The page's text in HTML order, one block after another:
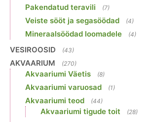
Pakendatud teravili (7)
Veiste sööt ja segasöödad (4)
Mineraalsöödad loomadele (4)
VESIROOSID (43)
AKVAARIUM (270)
Akvaariumi Väetis (8)
Akvaariumi varuosad (1)
Akvaariumi teod (44)
Akvaariumi tigude toit (28)